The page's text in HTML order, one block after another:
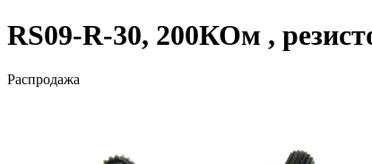
RS09-R-30, 200КОм ,
Распродажа